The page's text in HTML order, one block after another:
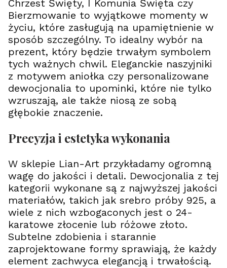
y
c
h
e
r
g
r
a
t
s
e
r
g
r
a
t
s
!
2
4
k
c
e
i
m
-
r
a
w
e
r
g
a
t
i
s
R
o
e
g
o
l
Chrzest Święty, I Komunia Święta czy
Bierzmowanie to wyjątkowe momenty w
życiu, które zasługują na upamiętnienie w
sposób szczególny. To idealny wybór na
prezent, który będzie trwałym symbolem
tych ważnych chwil. Eleganckie naszyjniki
z motywem aniołka czy personalizowane
dewocjonalia to upominki, które nie tylko
wzruszają, ale także niosą ze sobą
głębokie znaczenie.
Precyzja i estetyka wykonania
W sklepie Lian-Art przykładamy ogromną
wagę do jakości i detali. Dewocjonalia z tej
kategorii wykonane są z najwyższej jakości
materiałów, takich jak srebro próby 925, a
wiele z nich wzbogaconych jest o 24-
karatowe złocenie lub różowe złoto.
Subtelne zdobienia i starannie
zaprojektowane formy sprawiają, że każdy
element zachwyca elegancją i trwałością.